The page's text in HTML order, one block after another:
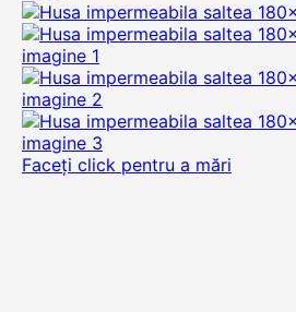
Faceți click pentru a mări